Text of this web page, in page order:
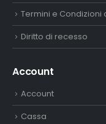
Termini e Condizioni
Diritto di recesso
Account
Account
Cassa